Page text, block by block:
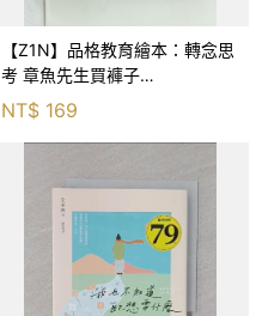
【Z1N】品格教育繪本：轉念思
考 章魚先生買褲子
(Octopants)_蘇西‧西尼爾, 黃筱
NT$ 169